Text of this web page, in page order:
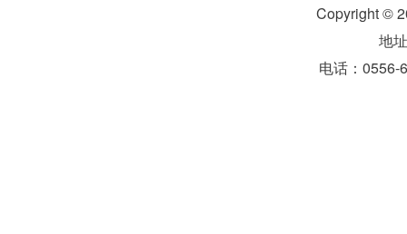
Copyright ©
地
电话：